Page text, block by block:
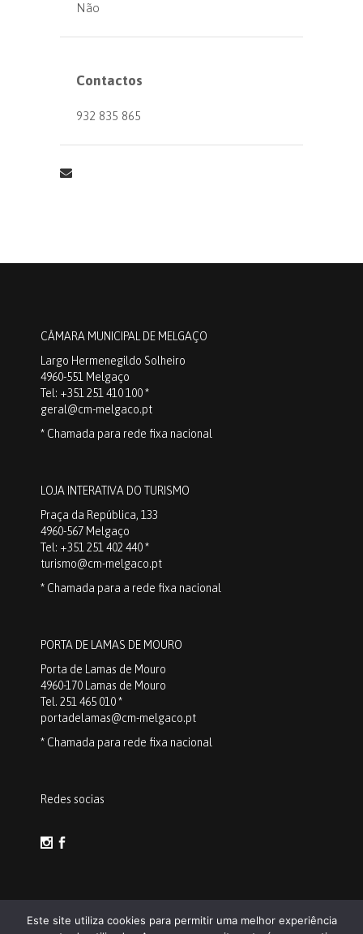
Não
Contactos
932 835 865
CÂMARA MUNICIPAL DE MELGAÇO
Largo Hermenegildo Solheiro
4960-551 Melgaço
Tel: +351 251 410 100 *
geral@cm-melgaco.pt
* Chamada para rede fixa nacional
LOJA INTERATIVA DO TURISMO
Praça da República, 133
4960-567 Melgaço
Tel: +351 251 402 440 *
turismo@cm-melgaco.pt
* Chamada para a rede fixa nacional
PORTA DE LAMAS DE MOURO
Porta de Lamas de Mouro
4960-170 Lamas de Mouro
Tel. 251 465 010 *
portadelamas@cm-melgaco.pt
* Chamada para rede fixa nacional
Redes socias
Este site utiliza cookies para permitir uma melhor experiência